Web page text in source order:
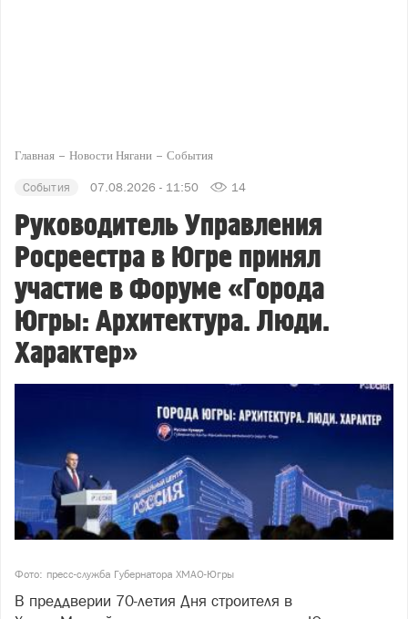
Главная Новости Нягани События
События 07.08.2026 - 11:50 14
Руководитель Управления
Росреестра в Югре принял
участие в Форуме «Города
Югры: Архитектура. Люди.
Характер»
Фото: пресс-служба Губернатора ХМАО-Югры
В преддверии 70‑летия Дня строителя в